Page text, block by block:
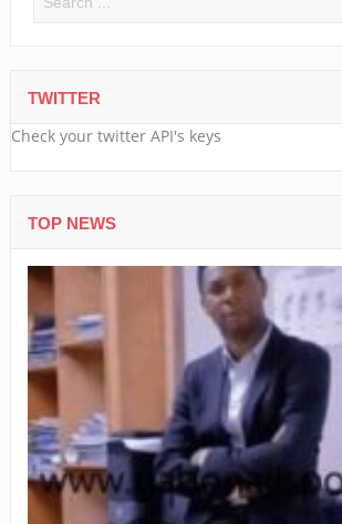
TWITTER
Check your twitter API's keys
TOP NEWS